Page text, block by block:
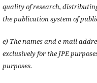
quality of research,
the publication system of
e) The names and e-mail
exclusively for the JPE
purposes.